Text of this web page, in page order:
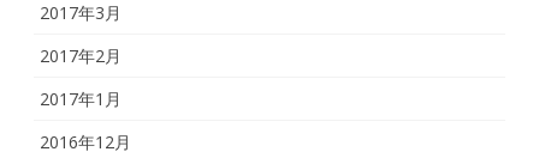
2017年3月
2017年2月
2017年1月
2016年12月